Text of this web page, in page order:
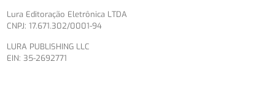
Lura Editoração Eletrônica LTDA
CNPJ: 17.671.302/0001-94
LURA PUBLISHING LLC
EIN: 35-2692771